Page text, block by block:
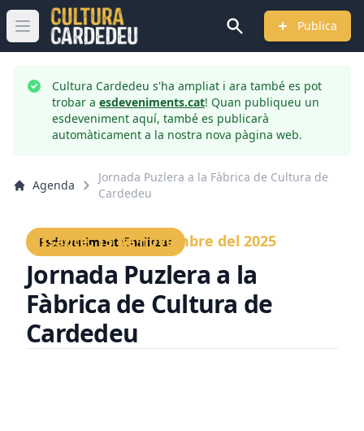
Obrir menú principal Publica
Cultura Cardedeu s'ha ampliat i ara també es pot
trobar a esdeveniments.cat! Quan publiqueu un
esdeveniment aquí, també es publicarà
automàticament a la nostra nova pàgina web.
Agenda
Jornada Puzlera a la Fàbrica de Cultura de
Cardedeu
Esdeveniment finalitzat
Dissabte, 15 de novembre del 2025
Jornada Puzlera a la
Fàbrica de Cultura de
Cardedeu